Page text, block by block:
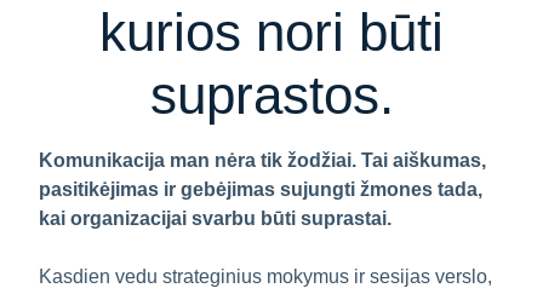
kurios nori būti
suprastos.
Komunikacija man nėra tik žodžiai. Tai aiškumas,
pasitikėjimas ir gebėjimas sujungti žmones tada,
kai organizacijai svarbu būti suprastai.
Kasdien vedu strateginius mokymus ir sesijas verslo,